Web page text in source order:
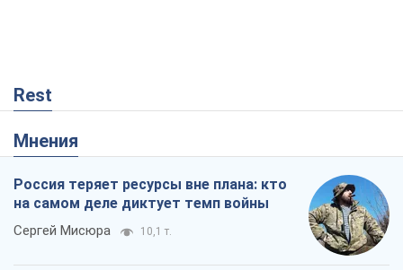
Rest
Мнения
Россия теряет ресурсы вне плана: кто
на самом деле диктует темп войны
Сергей Мисюра 10,1 т.